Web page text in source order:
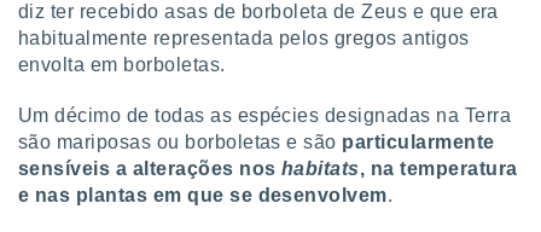
estudos
e
de
1199
diz ter recebido asas de borboleta de Zeus e que era
habitualmente representada pelos gregos antigos
envolta em borboletas.
Um décimo de todas as espécies designadas na Terra
são mariposas ou borboletas e são particularmente
sensíveis a alterações nos habitats, na temperatura
e nas plantas em que se desenvolvem.